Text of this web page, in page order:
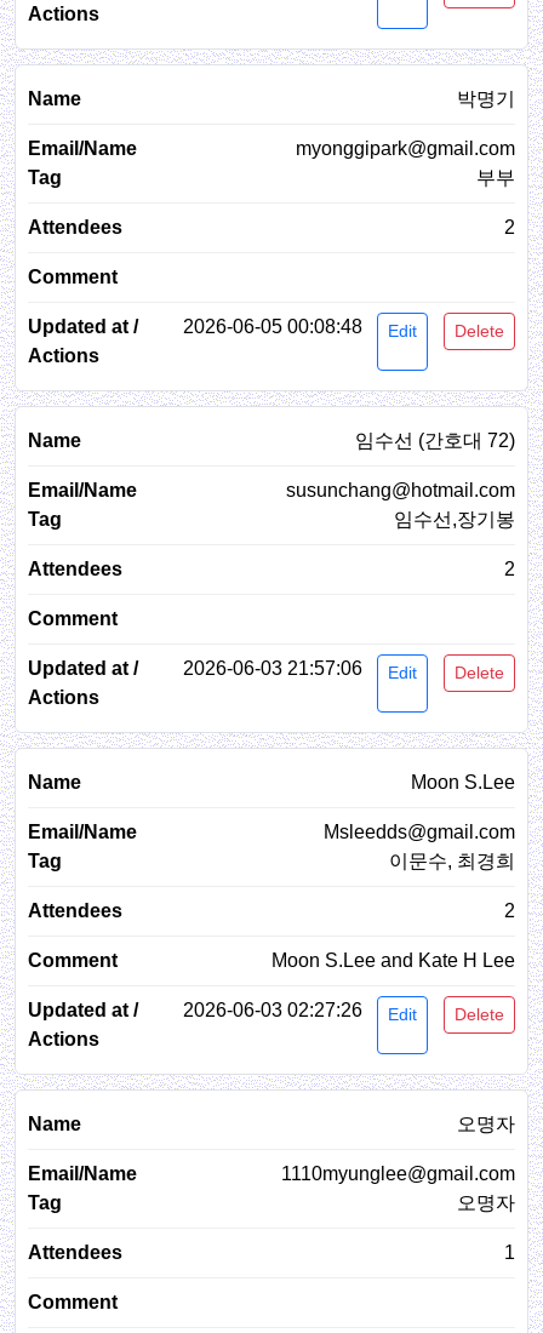
박명기
myonggipark@gmail.com
부부
2
2026-06-05 00:08:48 Edit Delete
임수선 (간호대 72)
susunchang@hotmail.com
임수선,장기봉
2
2026-06-03 21:57:06 Edit Delete
Moon S.Lee
Msleedds@gmail.com
이문수, 최경희
2
Moon S.Lee and Kate H Lee
2026-06-03 02:27:26 Edit Delete
오명자
1110myunglee@gmail.com
오명자
1